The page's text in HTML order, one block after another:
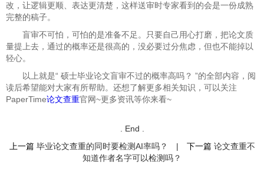
改，让逻辑更顺、表达更清楚，这样送审时专家看到的会是一份成熟
完整的稿子。
盲审不可怕，可怕的是准备不足。只要自己用心打磨，把论文质
量提上去，通过的概率还是很高的，没必要过分焦虑，但也不能掉以
轻心。
以上就是“ 硕士毕业论文盲审不过的概率高吗？ ”的全部内容，阅
读后希望能对大家有所帮助。还想了解更多相关知识，可以关注
PaperTime论文查重官网~更多资讯等你来看~
. End .
上一篇 毕业论文查重的同时要检测AI率吗？ | 下一篇 论文查重不
知道作者名字可以检测吗？